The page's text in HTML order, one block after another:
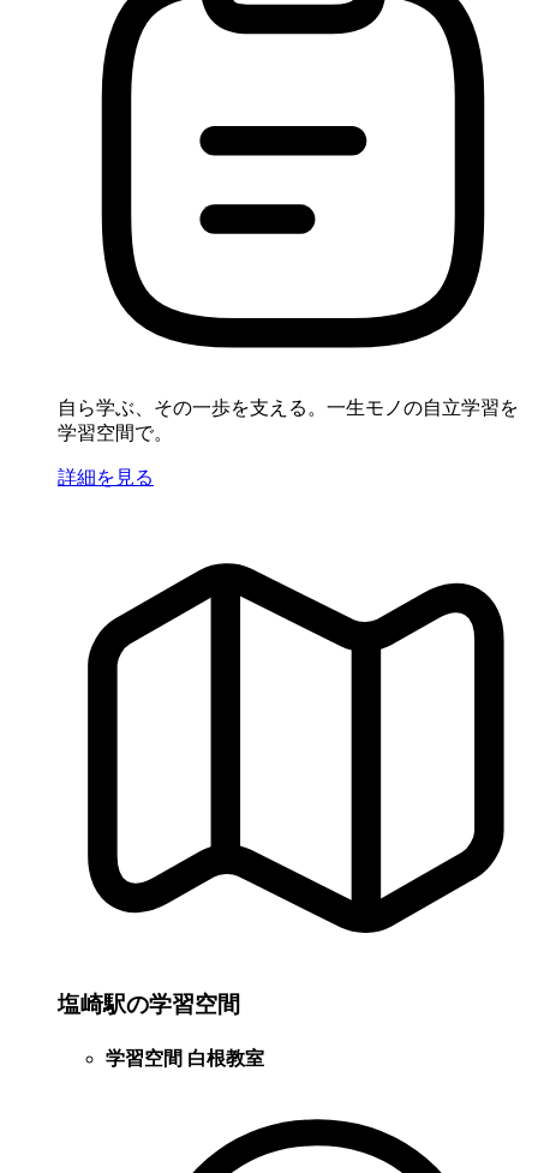
自ら学ぶ、その一歩を支える。一生モノの自立学習を
学習空間で。
詳細を見る
塩崎駅の学習空間
学習空間 白根教室